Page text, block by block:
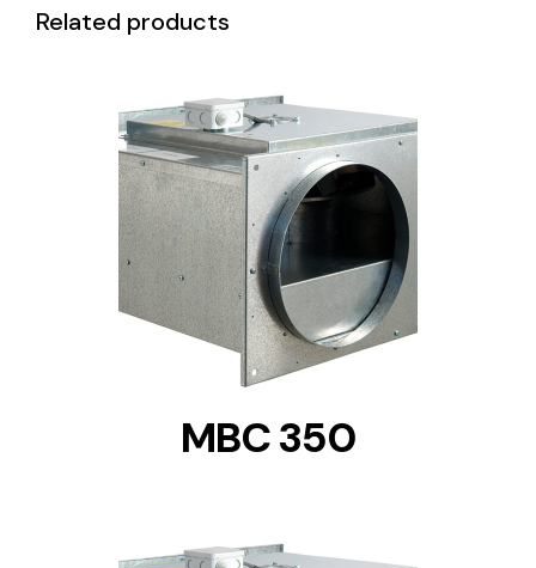
Related products
DETAILS
MBC 350